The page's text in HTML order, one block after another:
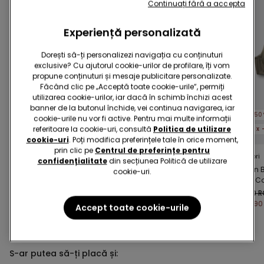
Efect modelator
-50%
5 x -70%
-50%
Microfibră reciclată
-50%
5 x -70%
3 Culori
Sutien tip Bandeau
Full Coverage
49,90 RON
-50%
-
5
2 Culori
Paris
89,90
S-ar putea să-ți placă și:
Experiență personalizată
Dorești să-ți personalizezi navigația cu conținuturi
exclusive? Cu ajutorul cookie-urilor de profilare, îți vom
propune conținuturi și mesaje publicitare personalizate.
Făcând clic pe „Acceptă toate cookie-urile”, permiți
utilizarea cookie-urilor, iar dacă în schimb închizi acest
banner de la butonul închide, vei continua navigarea, iar
cookie-urile nu vor fi active. Pentru mai multe informații
referitoare la cookie-uri, consultă Politica de utilizare
cookie-uri. Poți modifica preferințele tale în orice moment,
prin clic pe Centrul de preferințe pentru
confidențialitatedin secțiunea Politică de utilizare
cookie-uri.
Accept toate cookie-urile
Continuați fără a accepta